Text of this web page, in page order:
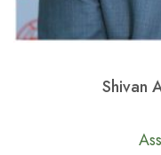
Shivan